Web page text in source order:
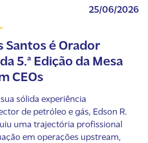
25/06/2026
Santos é Orador
5.ª Edição da Mesa
CEOs
sólida experiência
de petróleo e gás, Edson R.
uma trajectória profissional
em operações upstream,